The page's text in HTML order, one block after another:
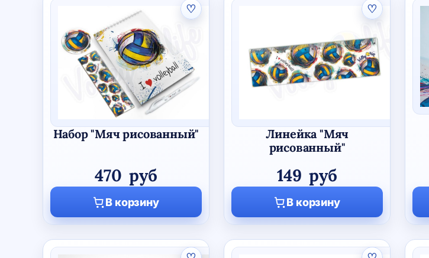
♡
Набор "Мяч рисованный"
470 руб
В корзину
♡
Линейка "Мяч
рисованный"
149 руб
В корзину